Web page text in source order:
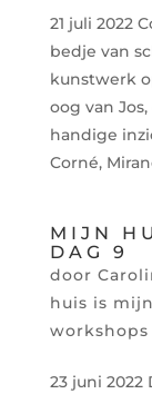
21 juli 2022
bedje van
kunstwerk
oog van
handige
Corné,
MIJN
DAG 9
door
huis is
workshops
23 juni 2022